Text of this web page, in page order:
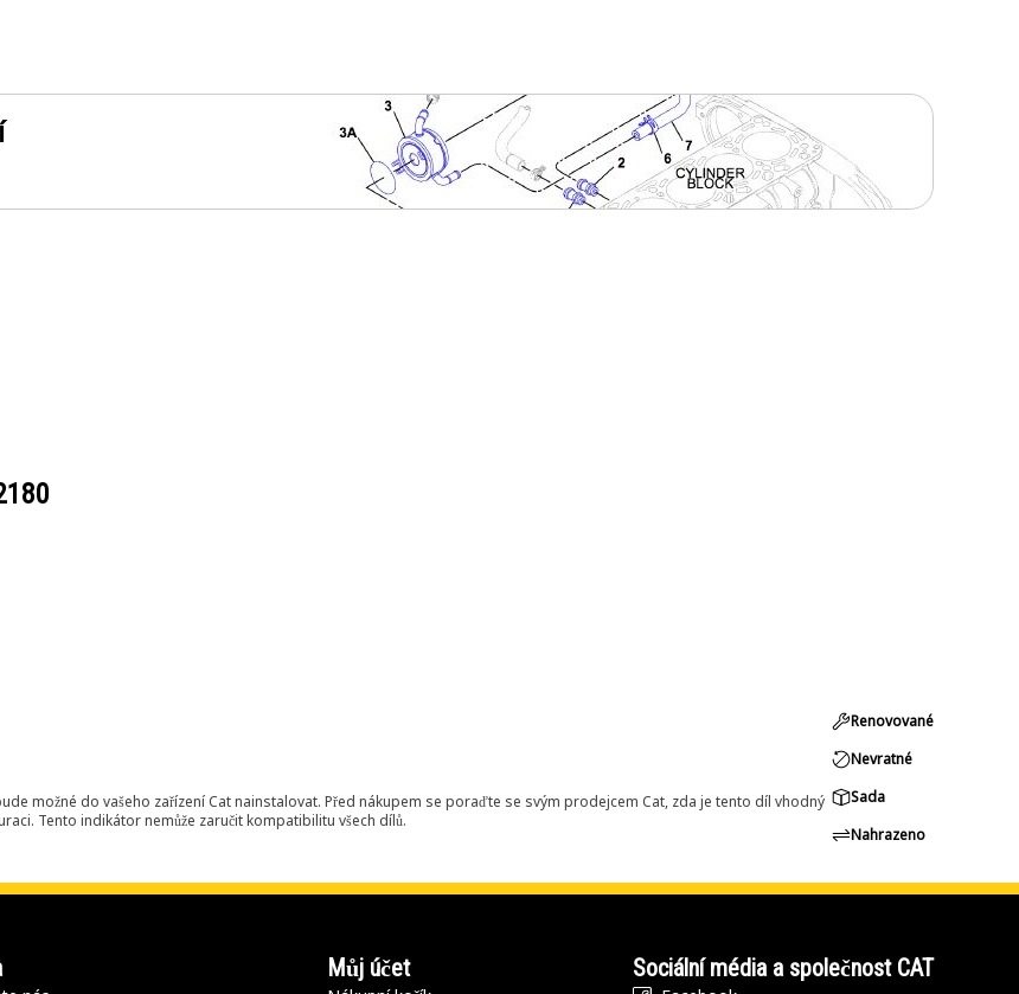
možné do vašeho zařízení Cat nainstalovat. Před nákupem se poraďte se svým prodejcem Cat, zda je tento díl vhodný
Tento indikátor nemůže zaručit kompatibilitu všech dílů.
Renovované
Nevratné
Sada
Nahrazeno
Můj účet Sociální média a společnost CAT